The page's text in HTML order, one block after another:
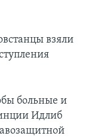
взяли
больные и
Идлиб